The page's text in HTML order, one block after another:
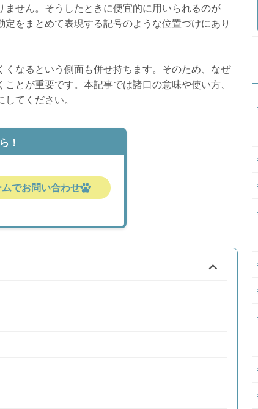
せん。そうしたときに便宜的に用いられるのが
をまとめて表現する記号のような位置づけにあり
なるという側面も併せ持ちます。そのため、なぜ
とが重要です。本記事では諸口の意味や使い方、
てください。
！
ムでお問い合わせ